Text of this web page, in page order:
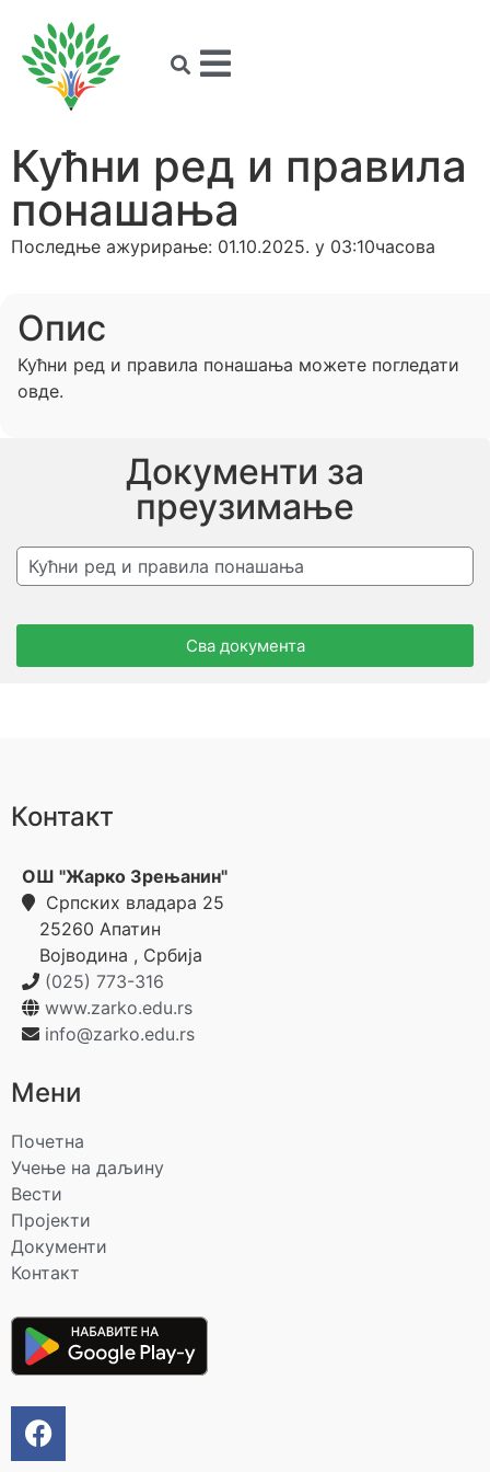
Кућни ред и правила
понашања
Последње ажурирање: 01.10.2025. у 03:10часова
Опис
Кућни ред и правила понашања можете погледати
овде.
Документи за
преузимање
Кућни ред и правила понашања
Сва документа
Контакт
ОШ "Жарко Зрењанин"
Српских владара 25
25260 Апатин
Војводина , Србија
(025) 773-316
www.zarko.edu.rs
info@zarko.edu.rs
Мени
Почетна
Учење на даљину
Вести
Пројекти
Документи
Контакт